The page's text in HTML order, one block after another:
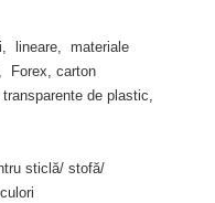
lineare, materiale
Forex, carton
de plastic,
sticlă/ stofă/